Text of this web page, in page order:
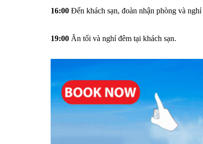
16:00 Đến khách sạn, đoàn nhận phòng và
19:00 Ăn tối và nghỉ đêm tại khách sạn.